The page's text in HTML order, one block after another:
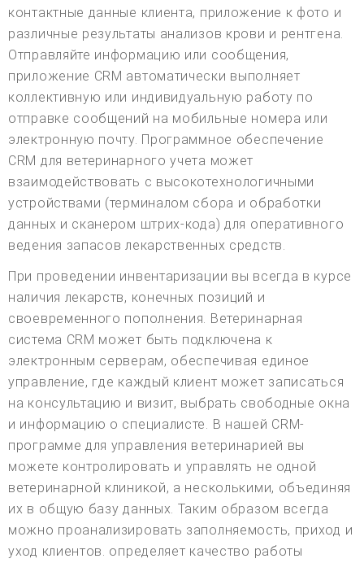
контактные данные клиента, приложение к фото и
различные результаты анализов крови и рентгена.
Отправляйте информацию или сообщения,
приложение CRM автоматически выполняет
коллективную или индивидуальную работу по
отправке сообщений на мобильные номера или
электронную почту. Программное обеспечение
CRM для ветеринарного учета может
взаимодействовать с высокотехнологичными
устройствами (терминалом сбора и обработки
данных и сканером штрих-кода) для оперативного
ведения запасов лекарственных средств.
При проведении инвентаризации вы всегда в курсе
наличия лекарств, конечных позиций и
своевременного пополнения. Ветеринарная
система CRM может быть подключена к
электронным серверам, обеспечивая единое
управление, где каждый клиент может записаться
на консультацию и визит, выбрать свободные окна
и информацию о специалисте. В нашей CRM-
программе для управления ветеринарией вы
можете контролировать и управлять не одной
ветеринарной клиникой, а несколькими, объединяя
их в общую базу данных. Таким образом всегда
можно проанализировать заполняемость, приход и
уход клиентов. определяет качество работы